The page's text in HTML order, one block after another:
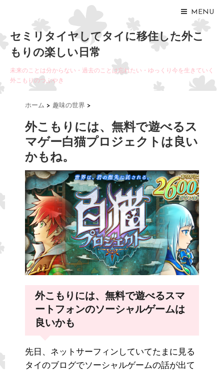
MENU
セミリタイヤしてタイに移住した外こ
もりの楽しい日常
未来のことは分からない・過去のことは忘れたい・ゆっくり今を生きていく
外こもりのつぶやき
ホーム > 趣味の世界 >
外こもりには、無料で遊べるス
マゲー白猫プロジェクトは良い
かもね。
外こもりには、無料で遊べるスマ
ートフォンのソーシャルゲームは
良いかも
先日、ネットサーフィンしていてたまに見る
タイのブログでソーシャルゲームの話が出て